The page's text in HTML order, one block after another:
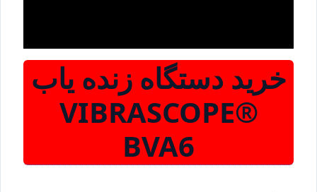
خرید دستگاه زنده یاب
VIBRASCOPE®
BVA6